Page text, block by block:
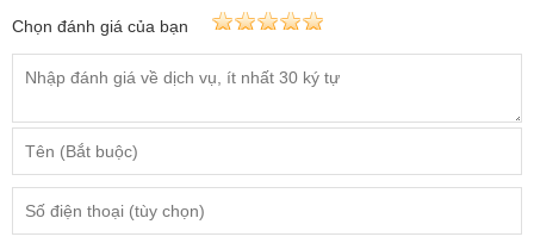
Chọn đánh giá của bạn